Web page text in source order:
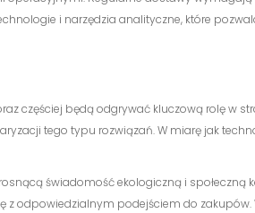
i narzędzia analityczne, które
częściej będą odgrywać kluczową rolę w
tego typu rozwiązań. W miarę jak
świadomość ekologiczną i
odpowiedzialnym podejściem do